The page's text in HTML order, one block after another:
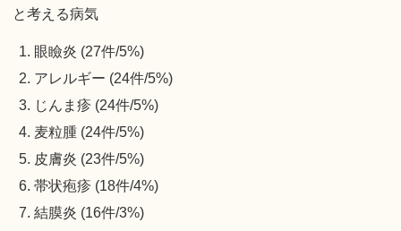
と考える病気
眼瞼炎 (27件/5%)
アレルギー (24件/5%)
じんま疹 (24件/5%)
麦粒腫 (24件/5%)
皮膚炎 (23件/5%)
帯状疱疹 (18件/4%)
結膜炎 (16件/3%)